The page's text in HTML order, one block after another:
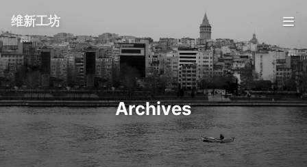
维新工坊
Archives